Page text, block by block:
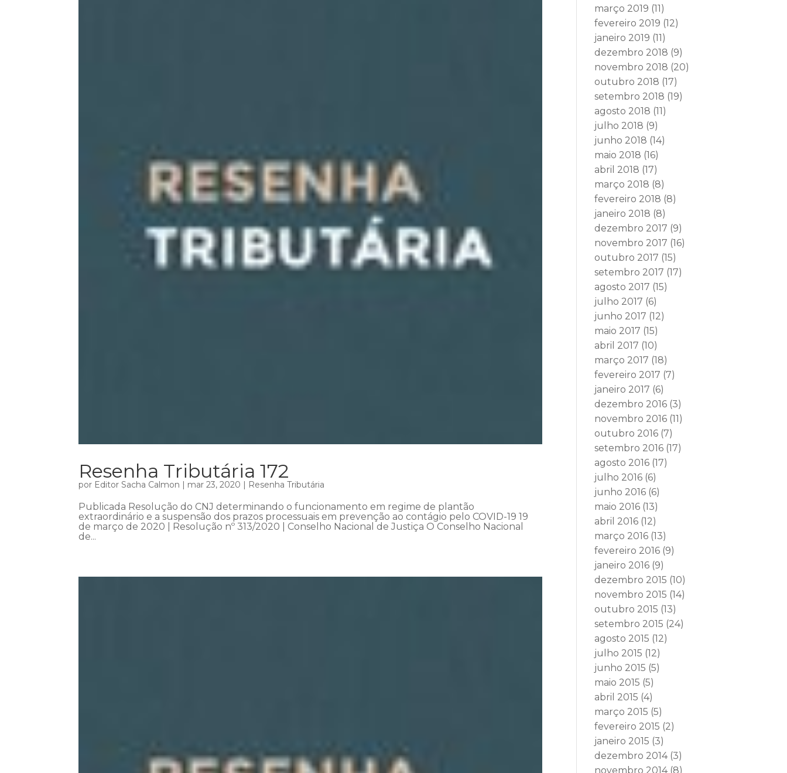
Resenha Tributária 172
por Editor Sacha Calmon | mar 23, 2020 | Resenha Tributária
Publicada Resolução do CNJ determinando o funcionamento em regime de plantão
extraordinário e a suspensão dos prazos processuais em prevenção ao contágio pelo COVID-19 19
de março de 2020 | Resolução nº 313/2020 | Conselho Nacional de Justiça O Conselho Nacional
de...
março 2019 (11)
fevereiro 2019 (12)
janeiro 2019 (11)
dezembro 2018 (9)
novembro 2018 (20)
outubro 2018 (17)
setembro 2018 (19)
agosto 2018 (11)
julho 2018 (9)
junho 2018 (14)
maio 2018 (16)
abril 2018 (17)
março 2018 (8)
fevereiro 2018 (8)
janeiro 2018 (8)
dezembro 2017 (9)
novembro 2017 (16)
outubro 2017 (15)
setembro 2017 (17)
agosto 2017 (15)
julho 2017 (6)
junho 2017 (12)
maio 2017 (15)
abril 2017 (10)
março 2017 (18)
fevereiro 2017 (7)
janeiro 2017 (6)
dezembro 2016 (3)
novembro 2016 (11)
outubro 2016 (7)
setembro 2016 (17)
agosto 2016 (17)
julho 2016 (6)
junho 2016 (6)
maio 2016 (13)
abril 2016 (12)
março 2016 (13)
fevereiro 2016 (9)
janeiro 2016 (9)
dezembro 2015 (10)
novembro 2015 (14)
outubro 2015 (13)
setembro 2015 (24)
agosto 2015 (12)
julho 2015 (12)
junho 2015 (5)
maio 2015 (5)
abril 2015 (4)
março 2015 (5)
fevereiro 2015 (2)
janeiro 2015 (3)
dezembro 2014(3)
novembro 2014(8)